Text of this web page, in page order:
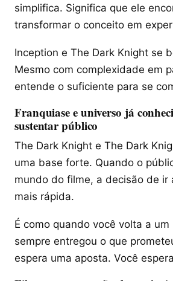
simplifica. Significa que ele
transformar o conceito em
Inception e The Dark Knight se
Mesmo com complexidade em
entende o suficiente para se
Franquiase e universo já
sustentar público
The Dark Knight e The Dark
uma base forte. Quando o
mundo do filme, a decisão de ir
mais rápida.
É como quando você volta a
sempre entregou o que
espera uma aposta. Você